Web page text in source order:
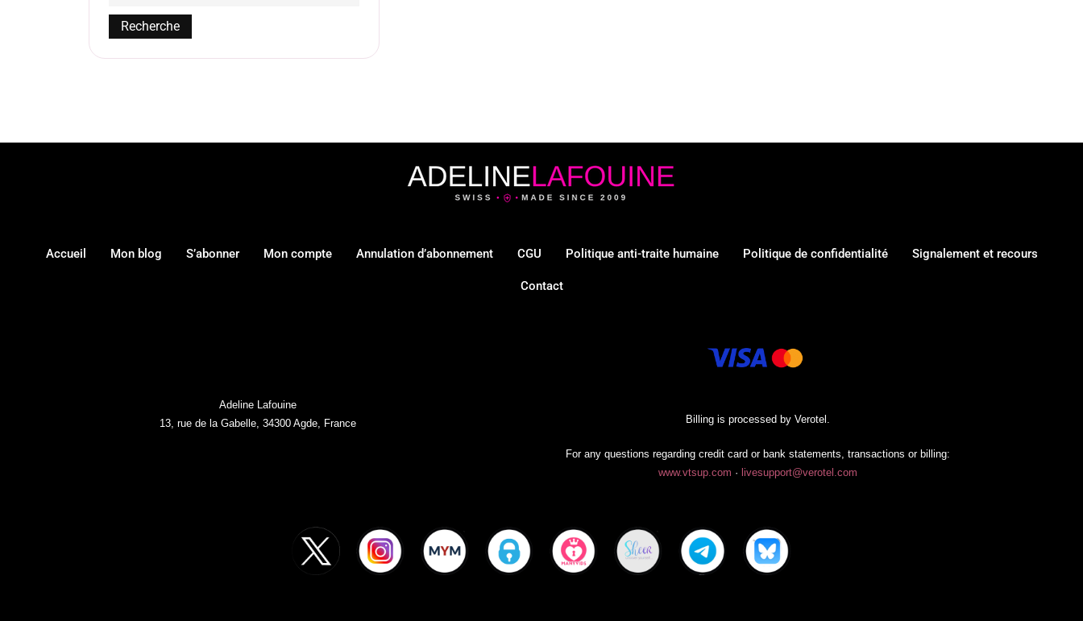
Recherche
Accueil Mon blog S’abonner Mon compte Annulation d’abonnement CGU Politique anti-traite humaine Politique de confidentialité Signalement et recours
Contact
Adeline Lafouine
13, rue de la Gabelle, 34300 Agde, France
Billing is processed by Verotel.
For any questions regarding credit card or bank statements, transactions or billing:
www.vtsup.com · livesupport@verotel.com